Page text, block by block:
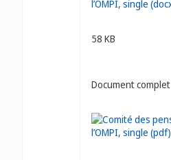
58 KB
Document complet